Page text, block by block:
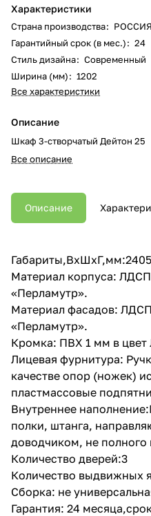
Характеристики
Страна производства: РОССИЯ
Гарантийный срок (в мес.): 24
Стиль дизайна: Современный
Ширина (мм): 1202
Все характеристики
Описание
Шкаф 3-створчатый Дейтон 25
Все описание
Описание
Материал корпуса:
«Перламутр».
Материал фасадов:
«Перламутр».
Кромка: ПВХ 1 мм в
Лицевая фурнитура:
качестве опор (ножек)
пластмассовые
Внутреннее
полки, штанга,
доводчиком, не
Количество дверей:3
Количество выдвижных
Сборка: не
Гарантия: 24